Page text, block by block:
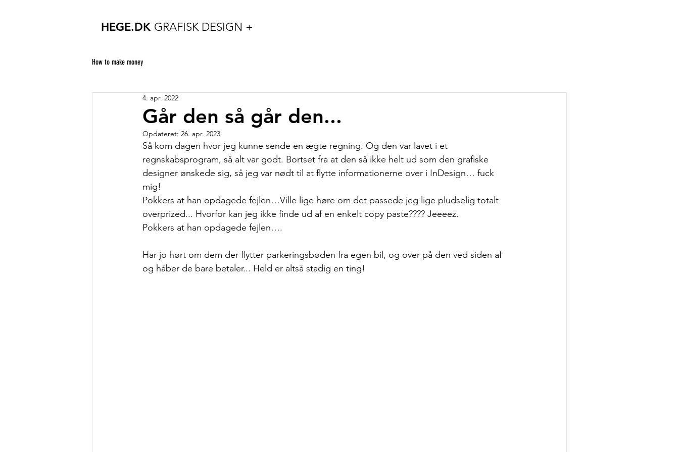
HEGE.DK GRAFISK DESIGN +
How to make money
Går den så går den...
4. apr. 2022
Opdateret: 26. apr. 2023
Så kom dagen hvor jeg kunne sende en ægte regning. Og den var lavet i et
regnskabsprogram, så alt var godt. Bortset fra at den så ikke helt ud som den grafiske
designer ønskede sig, så jeg var nødt til at flytte informationerne over i InDesign… fuck
mig!
Pokkers at han opdagede fejlen…Ville lige høre om det passede jeg lige pludselig totalt
overprized... Hvorfor kan jeg ikke finde ud af en enkelt copy paste???? Jeeeez.
Pokkers at han opdagede fejlen….
Har jo hørt om dem der flytter parkeringsbøden fra egen bil, og over på den ved siden af
og håber de bare betaler... Held er altså stadig en ting!